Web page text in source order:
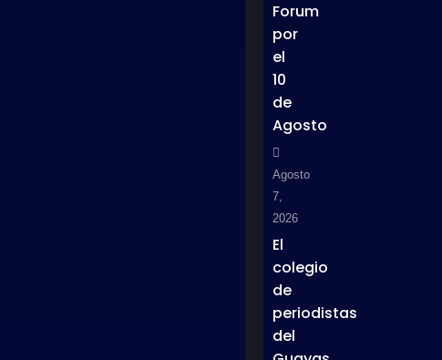
Forum
por
el
10
de
Agosto
Agosto
7,
2026
El
colegio
de
periodistas
del